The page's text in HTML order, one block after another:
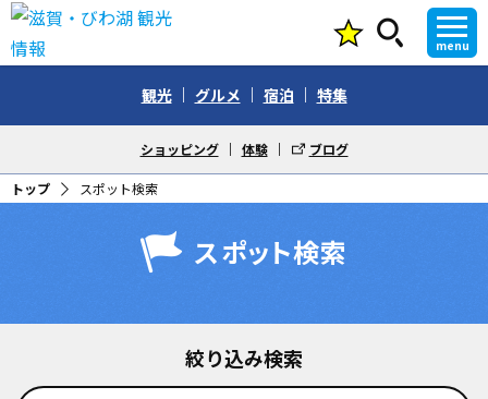
menu
観光 グルメ 宿泊 特集
ショッピング 体験 ブログ
トップ スポット検索
スポット検索
絞り込み検索